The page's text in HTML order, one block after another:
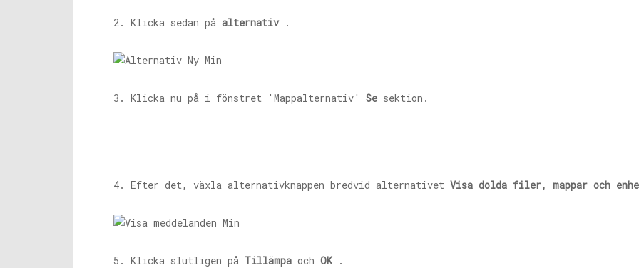
2. Klicka sedan på alternativ .
3. Klicka nu på i fönstret 'Mappalternativ' Se sektion.
4. Efter det, växla alternativknappen bredvid alternativet Visa dolda filer, mappar och
5. Klicka slutligen på Tillämpa och OK.